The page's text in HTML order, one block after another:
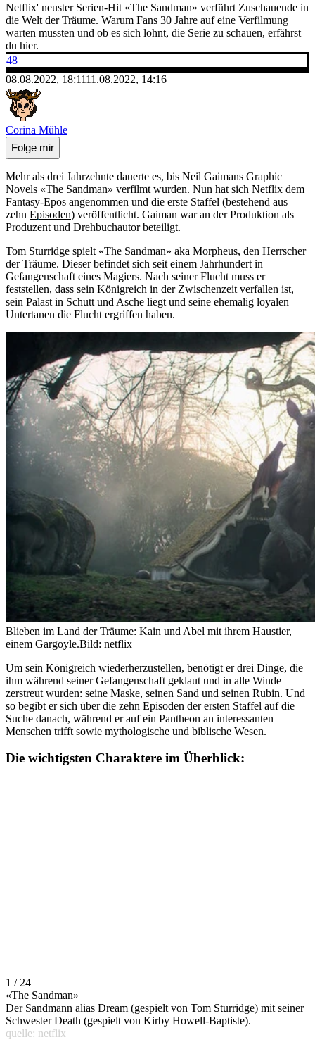
Netflix' neuster Serien-Hit «The Sandman» verführt Zuschauende in
die Welt der Träume. Warum Fans 30 Jahre auf eine Verfilmung
warten mussten und ob es sich lohnt, die Serie zu schauen, erfährst
du hier.
48
08.08.2022, 18:1111.08.2022, 14:16
Corina Mühle
Folge mir
Mehr als drei Jahrzehnte dauerte es, bis Neil Gaimans Graphic
Novels «The Sandman» verfilmt wurden. Nun hat sich Netflix dem
Fantasy-Epos angenommen und die erste Staffel (bestehend aus
zehn Episoden) veröffentlicht. Gaiman war an der Produktion als
Produzent und Drehbuchautor beteiligt.
Tom Sturridge spielt «The Sandman» aka Morpheus, den Herrscher
der Träume. Dieser befindet sich seit einem Jahrhundert in
Gefangenschaft eines Magiers. Nach seiner Flucht muss er
feststellen, dass sein Königreich in der Zwischenzeit verfallen ist,
sein Palast in Schutt und Asche liegt und seine ehemalig loyalen
Untertanen die Flucht ergriffen haben.
Blieben im Land der Träume: Kain und Abel mit ihrem Haustier,
einem Gargoyle.Bild: netflix
Um sein Königreich wiederherzustellen, benötigt er drei Dinge, die
ihm während seiner Gefangenschaft geklaut und in alle Winde
zerstreut wurden: seine Maske, seinen Sand und seinen Rubin. Und
so begibt er sich über die zehn Episoden der ersten Staffel auf die
Suche danach, während er auf ein Pantheon an interessanten
Menschen trifft sowie mythologische und biblische Wesen.
Die wichtigsten Charaktere im Überblick:
1 / 24
«The Sandman»
Der Sandmann alias Dream (gespielt von Tom Sturridge) mit seiner
Schwester Death (gespielt von Kirby Howell-Baptiste).
quelle: netflix